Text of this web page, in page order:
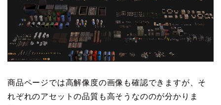
商品ページでは高解像度の画像も確認できますが、そ
れぞれのアセットの品質も高そうなののが分かりま